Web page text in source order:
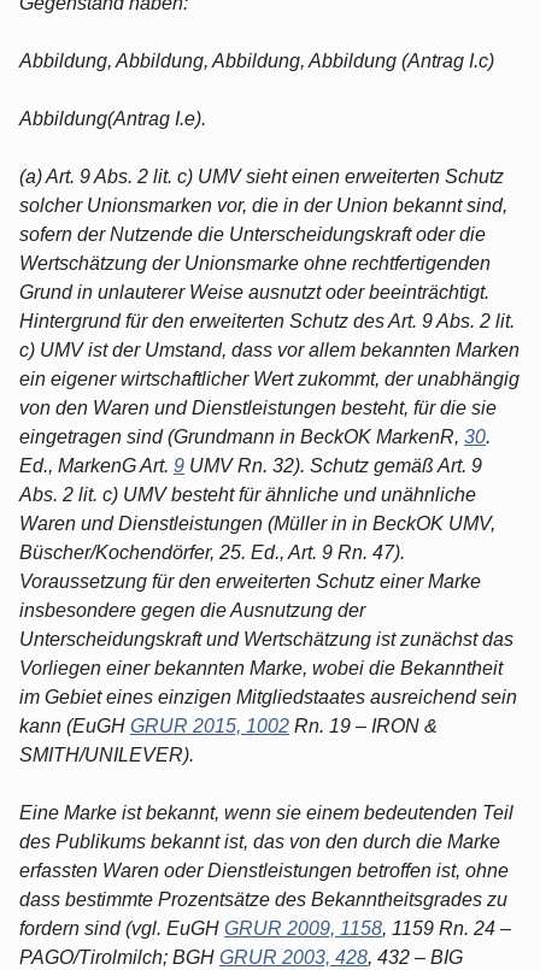
Abbildung, Abbildung, Abbildung, Abbildung (Antrag I.c)
Abbildung(Antrag I.e).
(a) Art. 9 Abs. 2 lit. c) UMV sieht einen erweiterten Schutz
solcher Unionsmarken vor, die in der Union bekannt sind,
sofern der Nutzende die Unterscheidungskraft oder die
Wertschätzung der Unionsmarke ohne rechtfertigenden
Grund in unlauterer Weise ausnutzt oder beeinträchtigt.
Hintergrund für den erweiterten Schutz des Art. 9 Abs. 2 lit.
c) UMV ist der Umstand, dass vor allem bekannten Marken
ein eigener wirtschaftlicher Wert zukommt, der unabhängig
von den Waren und Dienstleistungen besteht, für die sie
eingetragen sind (Grundmann in BeckOK MarkenR, 30.
Ed., MarkenG Art. 9 UMV Rn. 32). Schutz gemäß Art. 9
Abs. 2 lit. c) UMV besteht für ähnliche und unähnliche
Waren und Dienstleistungen (Müller in in BeckOK UMV,
Büscher/Kochendörfer, 25. Ed., Art. 9 Rn. 47).
Voraussetzung für den erweiterten Schutz einer Marke
insbesondere gegen die Ausnutzung der
Unterscheidungskraft und Wertschätzung ist zunächst das
Vorliegen einer bekannten Marke, wobei die Bekanntheit
im Gebiet eines einzigen Mitgliedstaates ausreichend sein
kann (EuGH GRUR 2015, 1002 Rn. 19 – IRON &
SMITH/UNILEVER).
Eine Marke ist bekannt, wenn sie einem bedeutenden Teil
des Publikums bekannt ist, das von den durch die Marke
erfassten Waren oder Dienstleistungen betroffen ist, ohne
dass bestimmte Prozentsätze des Bekanntheitsgrades zu
fordern sind (vgl. EuGH GRUR 2009, 1158, 1159 Rn. 24 –
PAGO/Tirolmilch; BGH GRUR 2003, 428, 432 – BIG